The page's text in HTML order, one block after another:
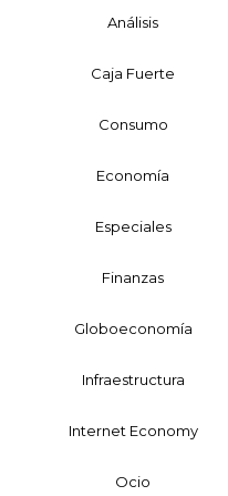
Análisis
Caja Fuerte
Consumo
Economía
Especiales
Finanzas
Globoeconomía
Infraestructura
Internet Economy
Ocio